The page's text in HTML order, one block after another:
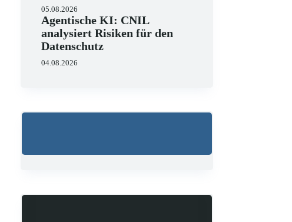
05.08.2026
Agentische KI: CNIL
analysiert Risiken für den
Datenschutz
04.08.2026